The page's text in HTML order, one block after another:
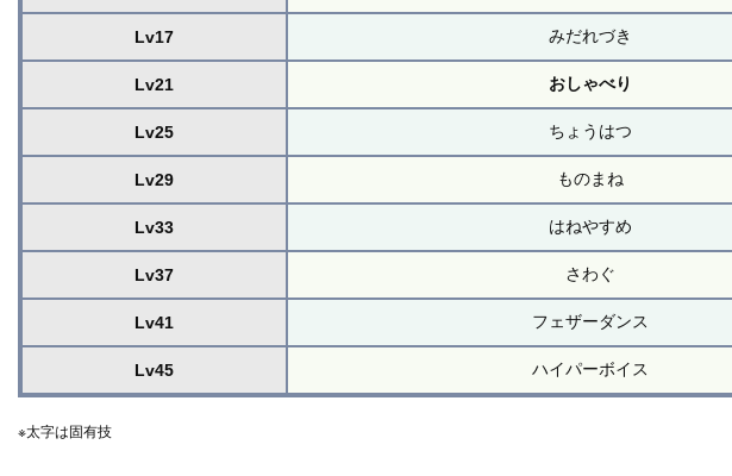
Lv17 みだれづき
Lv21 おしゃべり
Lv25 ちょうはつ
Lv29 ものまね
Lv33 はねやすめ
Lv37 さわぐ
Lv41 フェザーダンス
Lv45 ハイパーボイス
※太字は固有技